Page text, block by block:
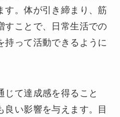
す。体が引き締まり、筋
すことで、日常生活での
持って活動できるように
じて達成感を得ること
良い影響を与えます。目